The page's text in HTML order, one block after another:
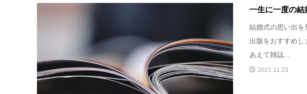
一生に一度の
結婚式の思い出を
出版をおすすめし
あえて雑誌...
2021.11.23